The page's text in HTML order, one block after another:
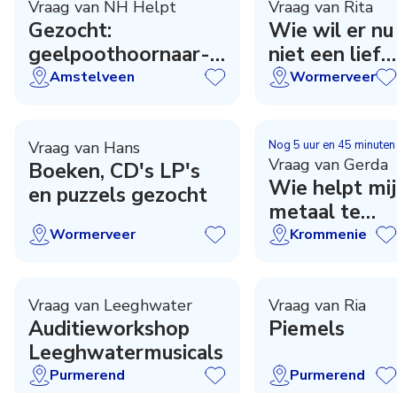
Vraag van NH Helpt
Gezocht:
geelpoothoornaar-
zoekers
Amstelveen
Vraag van Rita
Wie wil er nu
niet een lief
kaartje?
Wormerveer
Vraag van Hans
Boeken, CD's LP's
en puzzels gezocht
Wormerveer
Nog 5 uur en 45 minuten
Vraag van Gerda
Wie helpt mij
metaal te
scheiden?
Krommenie
Vraag van Leeghwater
Auditieworkshop
Leeghwatermusicals
Purmerend
Vraag van Ria
Piemels
Purmerend